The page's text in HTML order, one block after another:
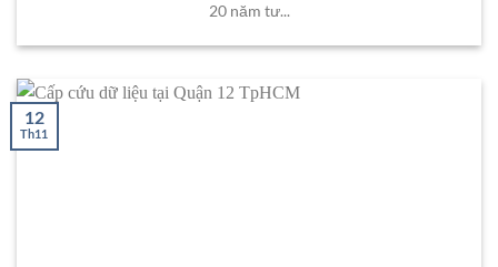
20 năm tư...
12
Th11